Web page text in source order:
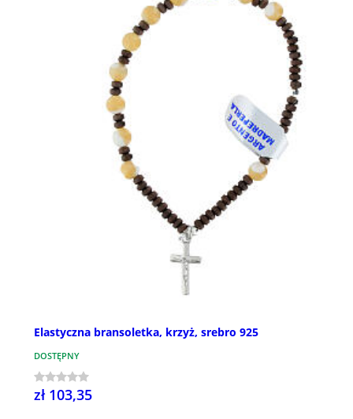
Elastyczna bransoletka, krzyż, srebro 925
DOSTĘPNY
zł 103,35